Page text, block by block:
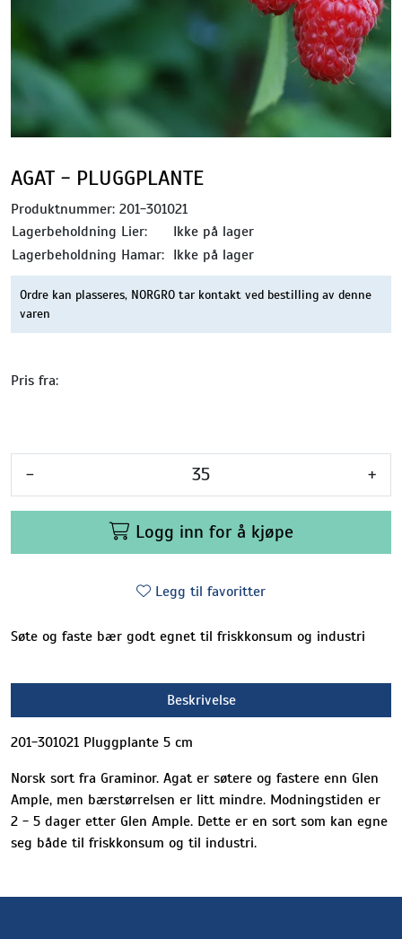
AGAT - PLUGGPLANTE
Produktnummer: 201-301021
Lagerbeholdning Lier:
Ikke på lager
Lagerbeholdning Hamar: Ikke på lager
Ordre kan plasseres, NORGRO tar kontakt ved bestilling av denne
varen
Pris fra:
- +
Logg inn for å kjøpe
Legg til favoritter
Søte og faste bær godt egnet til friskkonsum og industri
Beskrivelse
201-301021 Pluggplante 5 cm
Norsk sort fra Graminor. Agat er søtere og fastere enn Glen
Ample, men bærstørrelsen er litt mindre. Modningstiden er
2 - 5 dager etter Glen Ample. Dette er en sort som kan egne
seg både til friskkonsum og til industri.